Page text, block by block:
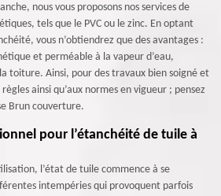
nous vous proposons nos services de
tels que le PVC ou le zinc. En optant
vous n’obtiendrez que des avantages :
et perméable à la vapeur d’eau,
toiture. Ainsi, pour des travaux bien soigné et
ainsi qu’aux normes en vigueur ; pensez
Brun couverture.
pour l’étanchéité de tuile à
l’état de tuile commence à se
intempéries qui provoquent parfois